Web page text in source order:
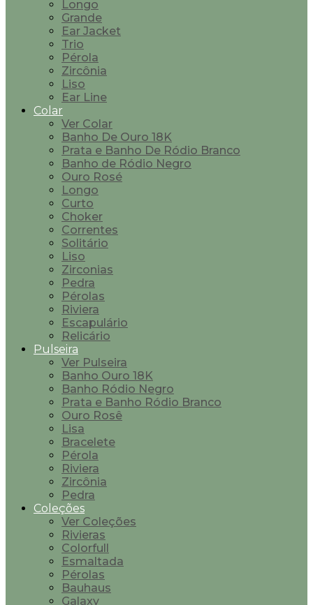
Longo
Grande
Ear Jacket
Trio
Pérola
Zircônia
Liso
Ear Line
Colar
Ver Colar
Banho De Ouro 18K
Prata e Banho De Ródio Branco
Banho de Ródio Negro
Ouro Rosé
Longo
Curto
Choker
Correntes
Solitário
Liso
Zirconias
Pedra
Pérolas
Riviera
Escapulário
Relicário
Pulseira
Ver Pulseira
Banho Ouro 18K
Banho Ródio Negro
Prata e Banho Ródio Branco
Ouro Rosê
Lisa
Bracelete
Pérola
Riviera
Zircônia
Pedra
Coleções
Ver Coleções
Rivieras
Colorfull
Esmaltada
Pérolas
Bauhaus
Galaxy